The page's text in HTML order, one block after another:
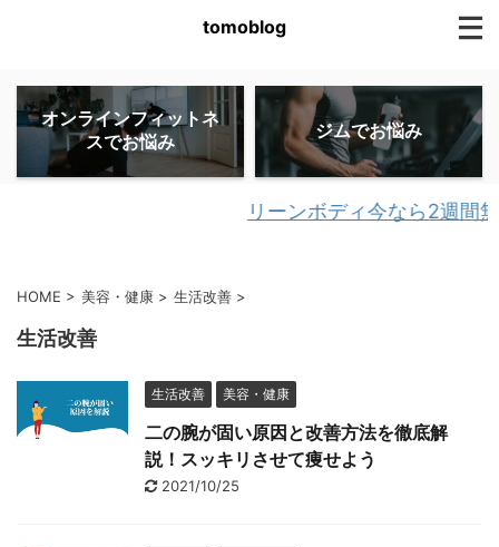
tomoblog
オンラインフィットネ
スでお悩み
ジムでお悩み
リーンボディ今なら2週間無
HOME > 美容・健康 > 生活改善 >
生活改善
生活改善 美容・健康
二の腕が固い原因と改善方法を徹底解
説！スッキリさせて痩せよう
2021/10/25